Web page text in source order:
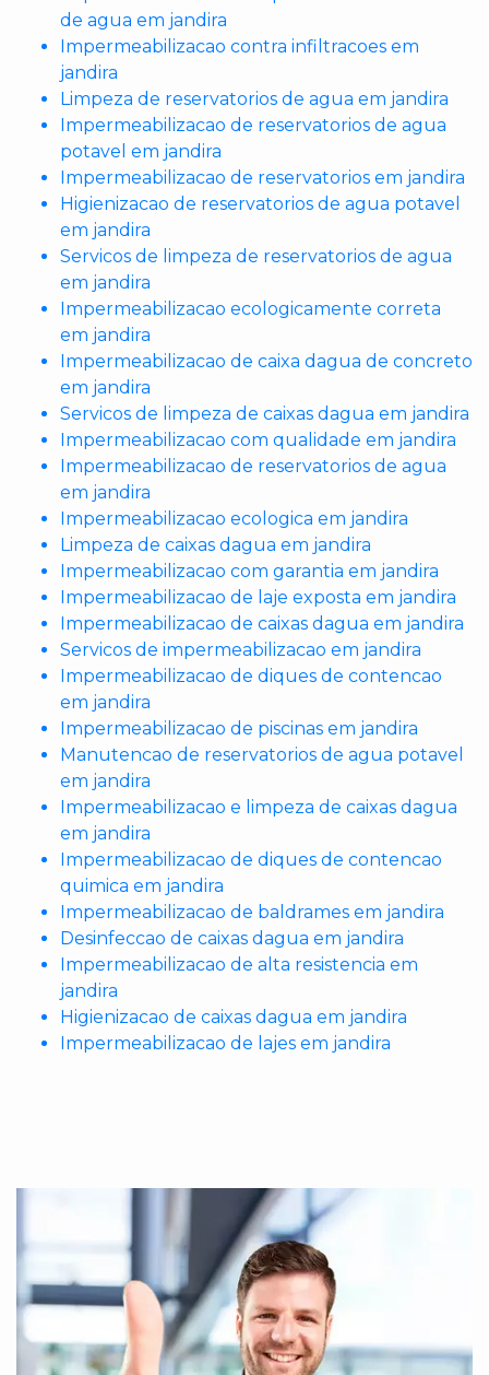
de agua em jandira
Impermeabilizacao contra infiltracoes em
jandira
Limpeza de reservatorios de agua em jandira
Impermeabilizacao de reservatorios de agua
potavel em jandira
Impermeabilizacao de reservatorios em jandira
Higienizacao de reservatorios de agua potavel
em jandira
Servicos de limpeza de reservatorios de agua
em jandira
Impermeabilizacao ecologicamente correta
em jandira
Impermeabilizacao de caixa dagua de concreto
em jandira
Servicos de limpeza de caixas dagua em jandira
Impermeabilizacao com qualidade em jandira
Impermeabilizacao de reservatorios de agua
em jandira
Impermeabilizacao ecologica em jandira
Limpeza de caixas dagua em jandira
Impermeabilizacao com garantia em jandira
Impermeabilizacao de laje exposta em jandira
Impermeabilizacao de caixas dagua em jandira
Servicos de impermeabilizacao em jandira
Impermeabilizacao de diques de contencao
em jandira
Impermeabilizacao de piscinas em jandira
Manutencao de reservatorios de agua potavel
em jandira
Impermeabilizacao e limpeza de caixas dagua
em jandira
Impermeabilizacao de diques de contencao
quimica em jandira
Impermeabilizacao de baldrames em jandira
Desinfeccao de caixas dagua em jandira
Impermeabilizacao de alta resistencia em
jandira
Higienizacao de caixas dagua em jandira
Impermeabilizacao de lajes em jandira